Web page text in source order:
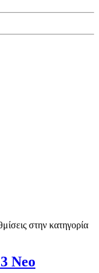
στην κατηγορία
Neo